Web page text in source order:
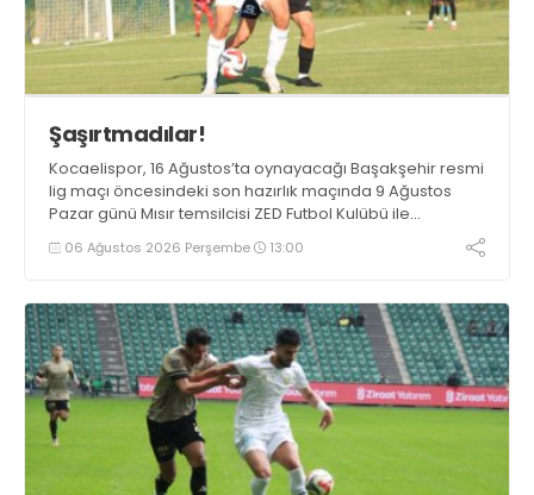
Şaşırtmadılar!
Kocaelispor, 16 Ağustos’ta oynayacağı Başakşehir resmi
lig maçı öncesindeki son hazırlık maçında 9 Ağustos
Pazar günü Mısır temsilcisi ZED Futbol Kulübü ile
karşılaşacak.
06 Ağustos 2026 Perşembe 13:00